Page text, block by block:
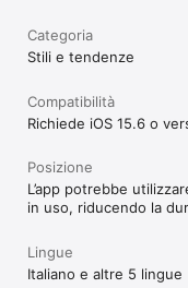
Categoria
Stili e tendenze
Compatibilità
Richiede iOS 15.6 o
Posizione
L’app potrebbe
in uso, riducendo la
Lingue
Italiano e altre 5 lingue